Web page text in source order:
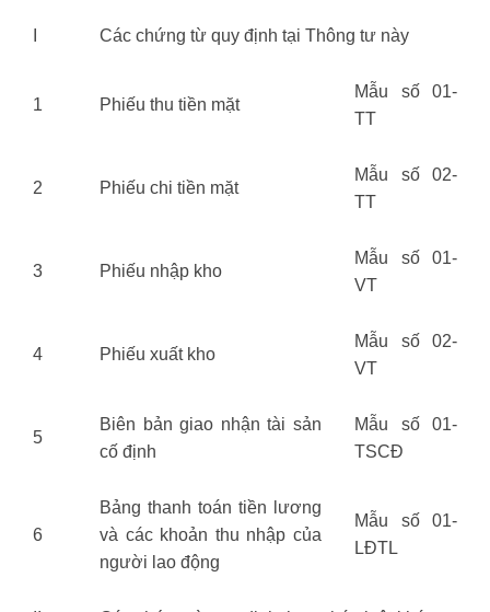
Các chứng từ quy định tại Thông tư này
1 Phiếu thu tiền mặt
Mẫu số 01-
TT
2 Phiếu chi tiền mặt
Mẫu số 02-
TT
3 Phiếu nhập kho
Mẫu số 01-
VT
4 Phiếu xuất kho
Mẫu số 02-
VT
5
Biên bản giao nhận tài sản
cố định
Mẫu số 01-
TSCĐ
6
Bảng thanh toán tiền lương
và các khoản thu nhập của
người lao động
Mẫu số 01-
LĐTL